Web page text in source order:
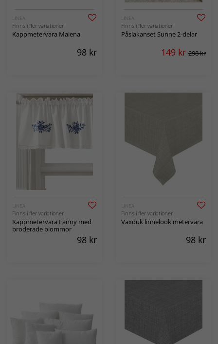
LINEA
Finns i fler variationer
Kappmetervara Malena
98 kr
LINEA
Finns i fler variationer
Påslakanset Sunne 2-delar
149 kr 298 kr
LINEA
Finns i fler variationer
Kappmetervara Fanny med
broderade blommor
98 kr
LINEA
Finns i fler variationer
Vaxduk linnelook metervara
98 kr